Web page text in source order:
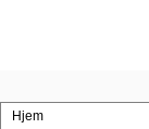
Hjem